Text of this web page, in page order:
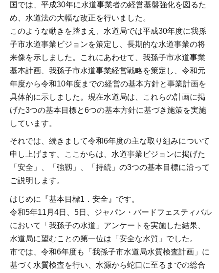
国では、平成30年に水道事業者の経営基盤強化を図るた
め、水道法の大幅な改正を行いました。
このような動きを踏まえ、水道局では平成30年度に我孫
子市水道事業ビジョンを策定し、長期的な水道事業の将
来像を示しました。これにあわせて、我孫子市水道事業
基本計画、我孫子市水道事業経営戦略を策定し、令和元
年度から令和10年度までの経営の基本方針と事業計画を
具体的に示しました。現在水道局は、これらの計画に掲
げた3つの基本目標と6つの基本方針に基づき施策を実施
しています。
それでは、続きまして令和6年度の主な取り組みについて
申し上げます。ここからは、水道事業ビジョンに掲げた
「安全」、「強靱」、「持続」の3つの基本目標に沿って
ご説明します。
はじめに『基本目標1．安全』です。
令和5年11月4日、5日、ジャパン・バードフェスティバル
において「我孫子の水道」アンケートを実施した結果、
水道局に望むことの第一位は「安全な水質」でした。
市では、令和6年度も「我孫子市水道局水質検査計画」に
基づく水質検査を行い、水源から蛇口に至るまでの総合